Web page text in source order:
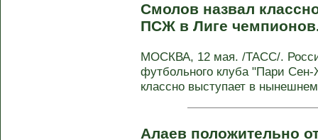
Смолов назвал
ПСЖ в Лиге
МОСКВА, 12 мая. /ТАСС/.
футбольного клуба "Пари
классно выступает в
Алаев положительно